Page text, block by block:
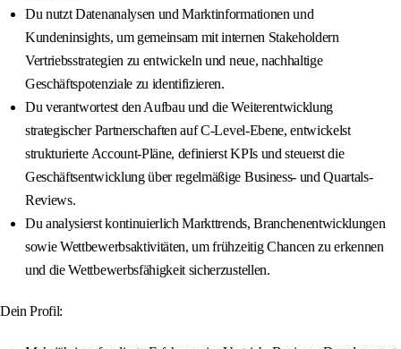
Du nutzt Datenanalysen und Marktinformationen und
Kundeninsights, um gemeinsam mit internen Stakeholdern
Vertriebsstrategien zu entwickeln und neue, nachhaltige
Geschäftspotenziale zu identifizieren.
Du verantwortest den Aufbau und die Weiterentwicklung
strategischer Partnerschaften auf C-Level-Ebene, entwickelst
strukturierte Account-Pläne, definierst KPIs und steuerst die
Geschäftsentwicklung über regelmäßige Business- und Quartals-
Reviews.
Du analysierst kontinuierlich Markttrends, Branchenentwicklungen
sowie Wettbewerbsaktivitäten, um frühzeitig Chancen zu erkennen
und die Wettbewerbsfähigkeit sicherzustellen.
Dein Profil: